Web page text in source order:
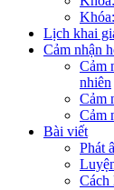
Lịch khai
Cảm nhận
Cảm
nhiên
Cảm
Cảm
Bài viết
Phát
Cách